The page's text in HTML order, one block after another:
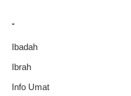
-
Ibadah
Ibrah
Info Umat